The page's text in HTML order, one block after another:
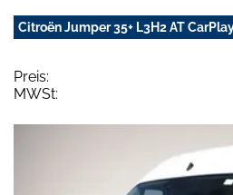
Citroën Jumper 35+ L3H2 AT
Preis:
MWSt: